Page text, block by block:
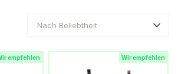
Nach Beliebtheit
empfehlen Wir empfehlen